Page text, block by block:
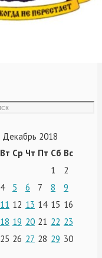
Декабрь 2018
Вт Ср Чт Пт Сб Вс
1
2
4 5 6 7 8
9
11 12 13 14 15 16
18 19 20 21 22 23
25 26 27 28 29 30